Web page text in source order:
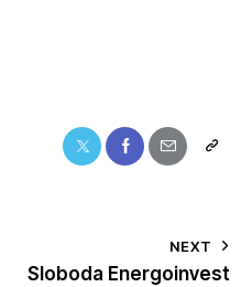
NEXT
Sloboda Energoinvest